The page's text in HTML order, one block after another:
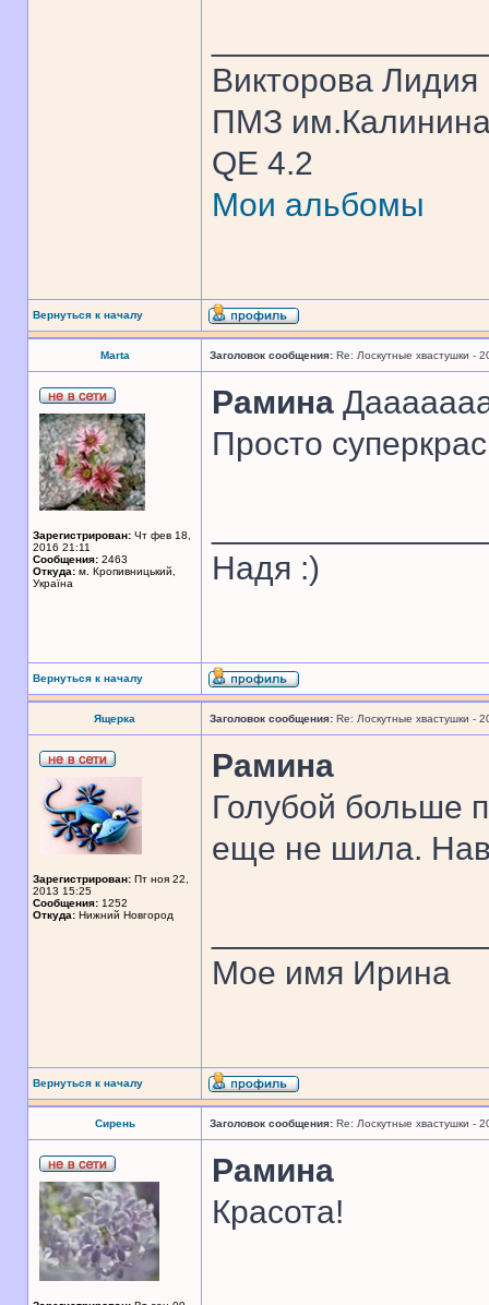
Викторова Лидия
ПМЗ им.Калинина
QE 4.2
Мои альбомы
Вернуться к началу
Marta Заголовок сообщения: Re: Лоскутные хвастушки -
Зарегистрирован: Чт фев 18,
2016 21:11
Сообщения: 2463
Откуда: м. Кропивницький,
Україна
Рамина
Просто
Надя :)
Вернуться к началу
Ящерка Заголовок сообщения: Re: Лоскутные хвастушки -
Зарегистрирован: Пт ноя 22,
2013 15:25
Сообщения: 1252
Откуда: Нижний Новгород
Рамина
Голубой больше
еще не шила.
Мое имя Ирина
Вернуться к началу
Сирень Заголовок сообщения: Re: Лоскутные хвастушки -
Рамина
Красота!